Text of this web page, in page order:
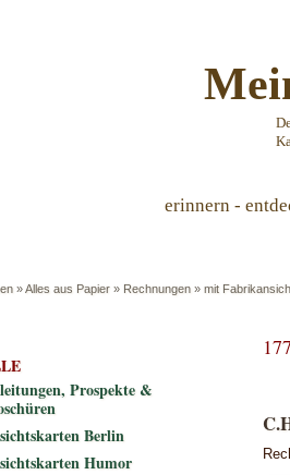
erinnern -
»Alles aus Papier » Rechnungen » mit
Prospekte &
Berlin
Humor